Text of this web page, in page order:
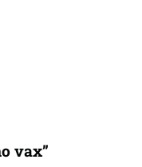
vax”